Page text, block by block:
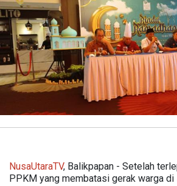
NusaUtaraTV, Balikpapan - Setelah
PPKM yang membatasi gerak warga